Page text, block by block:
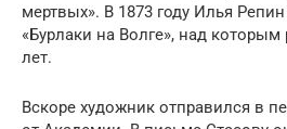
мертвых». В 1873 году Илья
«Бурлаки на Волге», над которым
лет.
Вскоре художник отправился в